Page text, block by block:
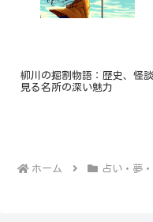
柳川の掘割物語：歴史、怪
見る名所の深い魅力
ホーム 占い・夢